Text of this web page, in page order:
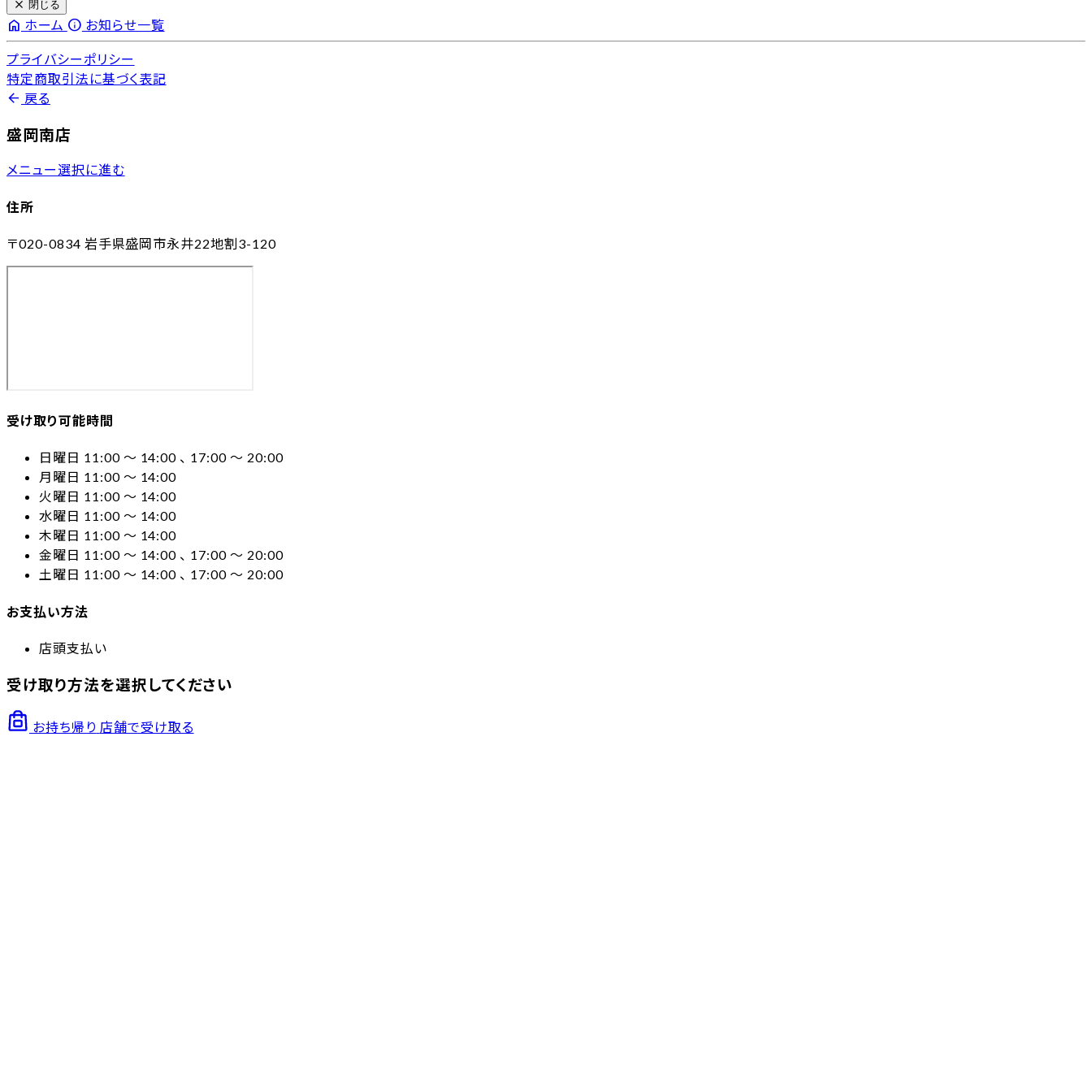
close 閉じる
home ホーム info お知らせ一覧
プライバシーポリシー
特定商取引法に基づく表記
arrow_back 戻る
盛岡南店
メニュー選択に進む
住所
〒020-0834 岩手県盛岡市永井22地割3-120
受け取り可能時間
日曜日 11:00 〜 14:00 、 17:00 〜 20:00
月曜日 11:00 〜 14:00
火曜日 11:00 〜 14:00
水曜日 11:00 〜 14:00
木曜日 11:00 〜 14:00
金曜日 11:00 〜 14:00 、 17:00 〜 20:00
土曜日 11:00 〜 14:00 、 17:00 〜 20:00
お支払い方法
店頭支払い
受け取り方法を選択してください
お持ち帰り 店舗で受け取る